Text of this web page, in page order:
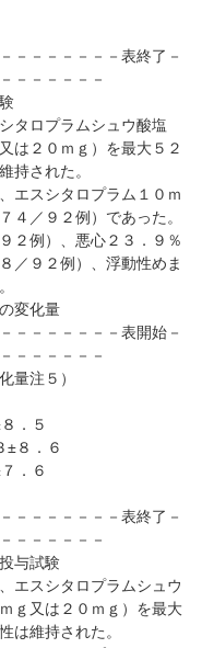
－－－－－－－表終了－
－－－－－－
タロプラムシュウ酸塩
は２０ｍｇ）を最大５２
持された。
エスシタロプラム１０ｍ
４／９２例）であった。
２例）、悪心２３．９％
／９２例）、浮動性めま
変化量
－－－－－－－表開始－
－－－－－－
量注５）
．５
±８．６
．６
－－－－－－－表終了－
－－－－－－
与試験
エスシタロプラムシュウ
ｇ又は２０ｍｇ）を最大
は維持された。